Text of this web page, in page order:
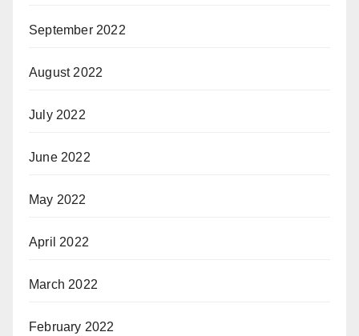
September 2022
August 2022
July 2022
June 2022
May 2022
April 2022
March 2022
February 2022